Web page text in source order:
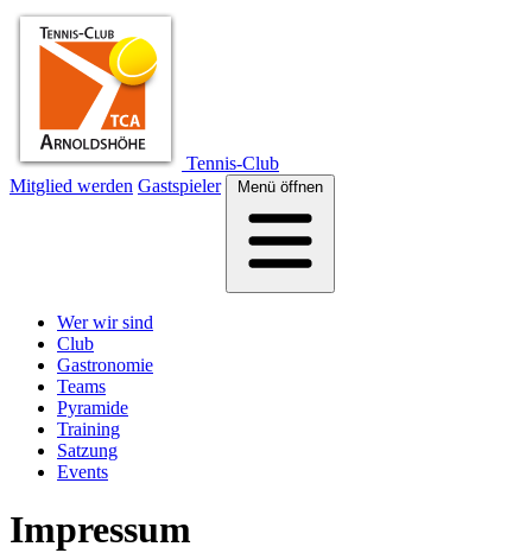
Tennis-Club
Mitglied werden Gastspieler Menü öffnen
Wer wir sind
Club
Gastronomie
Teams
Pyramide
Training
Satzung
Events
Impressum